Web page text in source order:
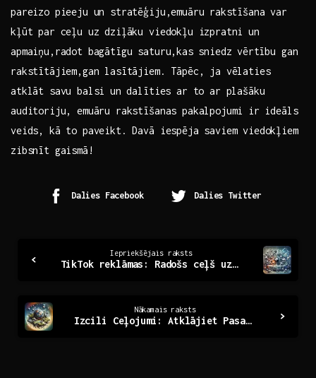
pareizo pieeju un stratēģiju,emuāru ⁢rakstīšana var
kļūt par ceļu ​uz dziļāku viedokļu izpratni un
apmaiņu,radot bagātīgu saturu,kas⁣ sniedz⁣ vērtību gan
rakstītājiem,gan lasītājiem. Tāpēc, ja vēlaties
atklāt savu balsi ‌un⁣ dalīties ar to ar plašāku
auditoriju, emuāru rakstīšanas pakalpojumi ⁤ir ideāls
veids, kā to paveikt. Davā iespēja​ saviem viedokļiem
zibsnīt gaismā!
Dalies Facebook Dalies Twitter
Reading
Iepriekšējais raksts
TikTok reklāmas: Radošs ceļš uz mērķauditoriju
Nākamais raksts
Izcili Ceļojumi: Atklājiet Pasakainās Latvijas Vieta